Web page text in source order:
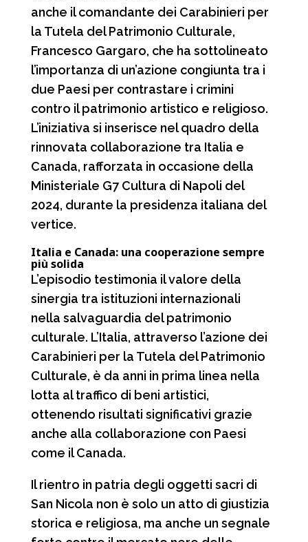
anche il comandante dei Carabinieri per
la Tutela del Patrimonio Culturale,
Francesco Gargaro, che ha sottolineato
l’importanza di un’azione congiunta tra i
due Paesi per contrastare i crimini
contro il patrimonio artistico e religioso.
L’iniziativa si inserisce nel quadro della
rinnovata collaborazione tra Italia e
Canada, rafforzata in occasione della
Ministeriale G7 Cultura di Napoli del
2024, durante la presidenza italiana del
vertice.
Italia e Canada: una cooperazione sempre
più solida
L’episodio testimonia il valore della
sinergia tra istituzioni internazionali
nella salvaguardia del patrimonio
culturale. L’Italia, attraverso l’azione dei
Carabinieri per la Tutela del Patrimonio
Culturale, è da anni in prima linea nella
lotta al traffico di beni artistici,
ottenendo risultati significativi grazie
anche alla collaborazione con Paesi
come il Canada.
Il rientro in patria degli oggetti sacri di
San Nicola non è solo un atto di giustizia
storica e religiosa, ma anche un segnale